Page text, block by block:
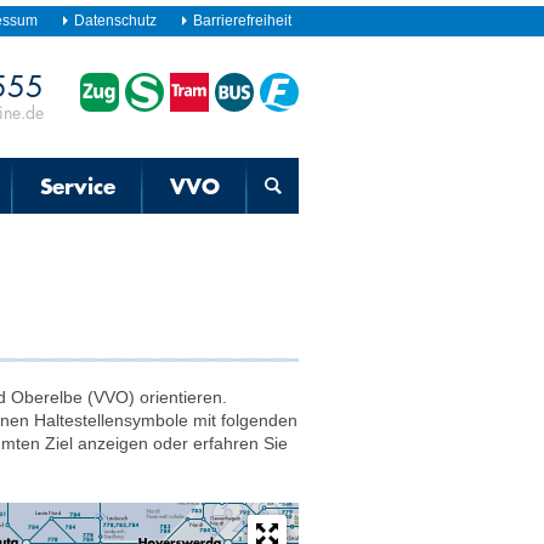
Datenschutz Barrierefreiheit
Fahrplanauskunft
für
Zug,
Bus
und
Fähre
Service VVO
(VVO) orientieren.
Haltestellensymbole mit folgenden
Ziel anzeigen oder erfahren Sie